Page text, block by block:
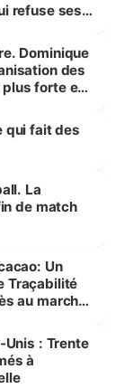
refuse ses
Dominique
des
plus forte et
»
qui fait des
La
de match
Un
Traçabilité
au marché
: Trente
à